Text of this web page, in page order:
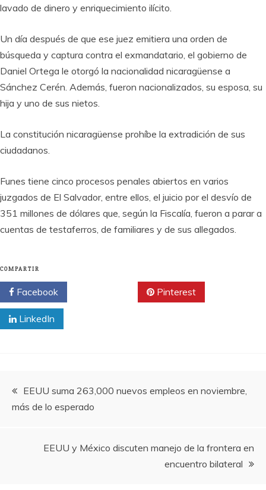
lavado de dinero y enriquecimiento ilícito.
Un día después de que ese juez emitiera una orden de
búsqueda y captura contra el exmandatario, el gobierno de
Daniel Ortega le otorgó la nacionalidad nicaragüense a
Sánchez Cerén. Además, fueron nacionalizados, su esposa, su
hija y uno de sus nietos.
La constitución nicaragüense prohíbe la extradición de sus
ciudadanos.
Funes tiene cinco procesos penales abiertos en varios
juzgados de El Salvador, entre ellos, el juicio por el desvío de
351 millones de dólares que, según la Fiscalía, fueron a parar a
cuentas de testaferros, de familiares y de sus allegados.
COMPARTIR
Facebook Pinterest
LinkedIn
Navegación
de
entradas
EEUU suma 263,000 nuevos empleos en noviembre,
más de lo esperado
EEUU y México discuten manejo de la frontera en
encuentro bilateral